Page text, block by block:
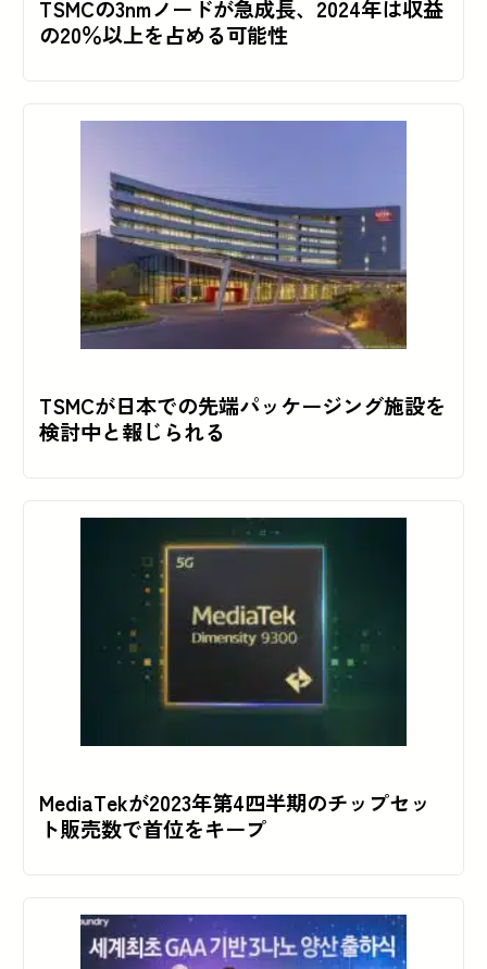
TSMCの3nmノードが急成長、2024年は収益
の20％以上を占める可能性
TSMCが日本での先端パッケージング施設を
検討中と報じられる
MediaTekが2023年第4四半期のチップセッ
ト販売数で首位をキープ